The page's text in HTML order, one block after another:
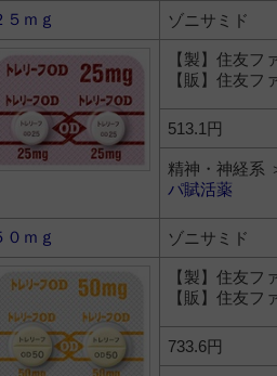
５ｍｇ
ゾニサミド
【製】住友フ
【販】住友フ
513.1円
精神・神経系
パ賦活薬
０ｍｇ ゾニサミド
【製】住友フ
【販】住友フ
733.6円